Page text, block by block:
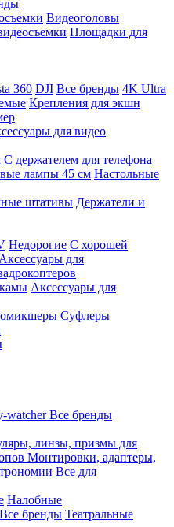
Видеоголовы
Площадки для
360 DJI Все бренды 4K Ultra
Крепления для экшн
для видео
C держателем для телефона
лампы 45 см Настольные
штативы Держатели и
Недорогие С хорошей
Аксессуары для
Аксессуары для
Суфлеры
watcherВсе бренды
линзы, призмы для
Монтировки, адаптеры,
Все для
Налобные
Все бренды Театральные